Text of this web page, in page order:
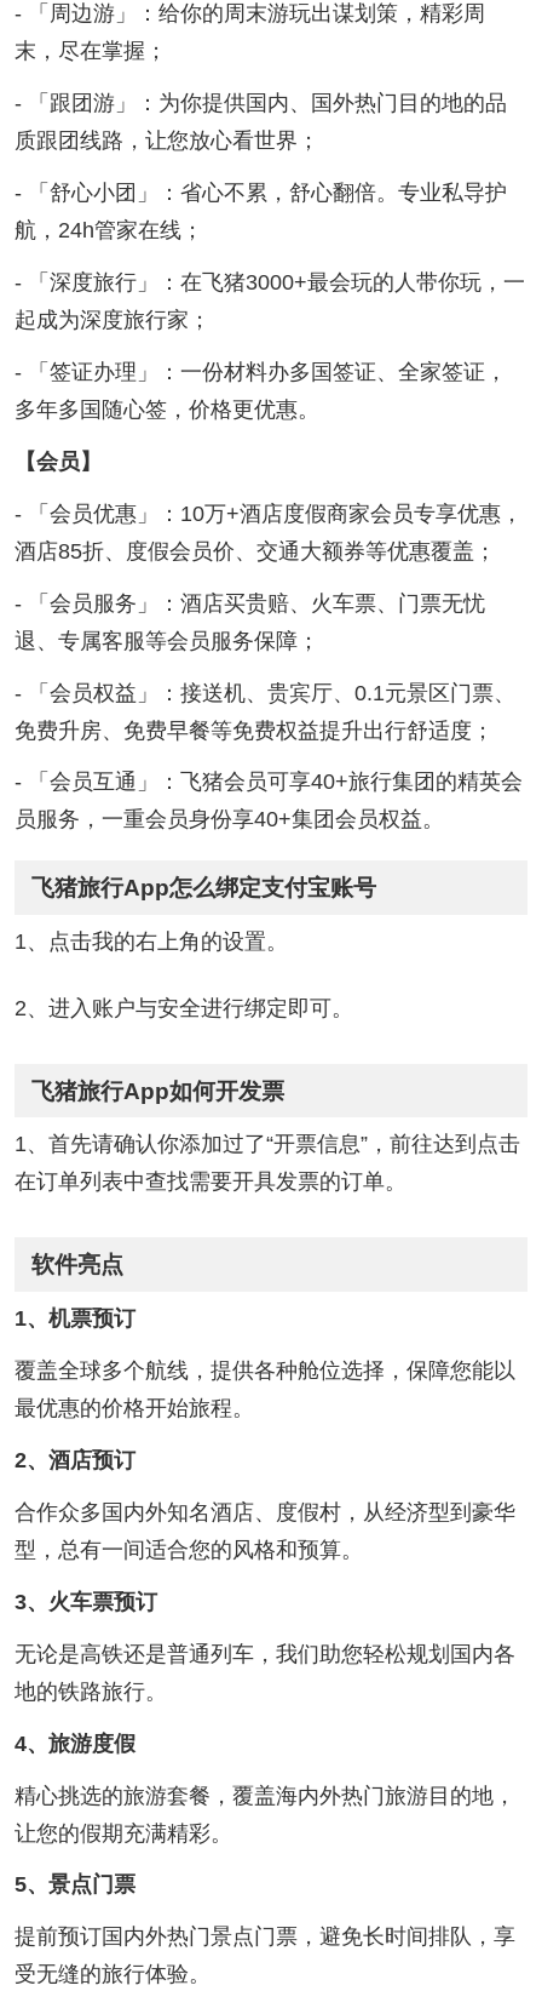
- 「周边游」：给你的周末游玩出谋划策，精彩周
末，尽在掌握；
- 「跟团游」：为你提供国内、国外热门目的地的品
质跟团线路，让您放心看世界；
- 「舒心小团」：省心不累，舒心翻倍。专业私导护
航，24h管家在线；
- 「深度旅行」：在飞猪3000+最会玩的人带你玩，一
起成为深度旅行家；
- 「签证办理」：一份材料办多国签证、全家签证，
多年多国随心签，价格更优惠。
【会员】
- 「会员优惠」：10万+酒店度假商家会员专享优惠，
酒店85折、度假会员价、交通大额券等优惠覆盖；
- 「会员服务」：酒店买贵赔、火车票、门票无忧
退、专属客服等会员服务保障；
- 「会员权益」：接送机、贵宾厅、0.1元景区门票、
免费升房、免费早餐等免费权益提升出行舒适度；
- 「会员互通」：飞猪会员可享40+旅行集团的精英会
员服务，一重会员身份享40+集团会员权益。
飞猪旅行App怎么绑定支付宝账号
1、点击我的右上角的设置。
2、进入账户与安全进行绑定即可。
飞猪旅行App如何开发票
1、首先请确认你添加过了“开票信息”，前往达到点击
在订单列表中查找需要开具发票的订单。
软件亮点
1、机票预订
覆盖全球多个航线，提供各种舱位选择，保障您能以
最优惠的价格开始旅程。
2、酒店预订
合作众多国内外知名酒店、度假村，从经济型到豪华
型，总有一间适合您的风格和预算。
3、火车票预订
无论是高铁还是普通列车，我们助您轻松规划国内各
地的铁路旅行。
4、旅游度假
精心挑选的旅游套餐，覆盖海内外热门旅游目的地，
让您的假期充满精彩。
5、景点门票
提前预订国内外热门景点门票，避免长时间排队，享
受无缝的旅行体验。